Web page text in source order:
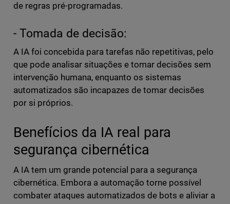
de regras pré-programadas.
- Tomada de decisão:
A IA foi concebida para tarefas não repetitivas, pelo
que pode analisar situações e tomar decisões sem
intervenção humana, enquanto os sistemas
automatizados são incapazes de tomar decisões
por si próprios.
Benefícios da IA real para
segurança cibernética
A IA tem um grande potencial para a segurança
cibernética. Embora a automação torne possível
combater ataques automatizados de bots e aliviar a